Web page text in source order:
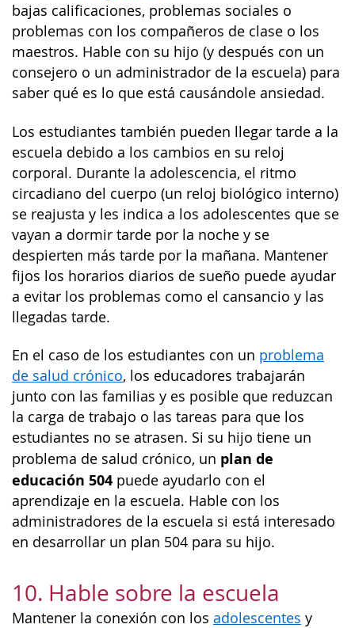
bajas calificaciones, problemas sociales o
problemas con los compañeros de clase o los
maestros. Hable con su hijo (y después con un
consejero o un administrador de la escuela) para
saber qué es lo que está causándole ansiedad.
Los estudiantes también pueden llegar tarde a la
escuela debido a los cambios en su reloj
corporal. Durante la adolescencia, el ritmo
circadiano del cuerpo (un reloj biológico interno)
se reajusta y les indica a los adolescentes que se
vayan a dormir tarde por la noche y se
despierten más tarde por la mañana. Mantener
fijos los horarios diarios de sueño puede ayudar
a evitar los problemas como el cansancio y las
llegadas tarde.
En el caso de los estudiantes con un problema
de salud crónico, los educadores trabajarán
junto con las familias y es posible que reduzcan
la carga de trabajo o las tareas para que los
estudiantes no se atrasen. Si su hijo tiene un
problema de salud crónico, un plan de
educación 504 puede ayudarlo con el
aprendizaje en la escuela. Hable con los
administradores de la escuela si está interesado
en desarrollar un plan 504 para su hijo.
10. Hable sobre la escuela
Mantener la conexión con los adolescentes y